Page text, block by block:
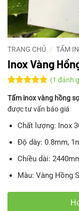
TRANG CHỦ / TẤM
Inox Vàng
dựa trên
đánh giá
(1 đánh
Tấm inox vàng hồng
được tư vấn báo giá
Chất lượng: Inox
Độ dày: 0.8mm,
Chiều dài:
Màu: Vàng Hồng